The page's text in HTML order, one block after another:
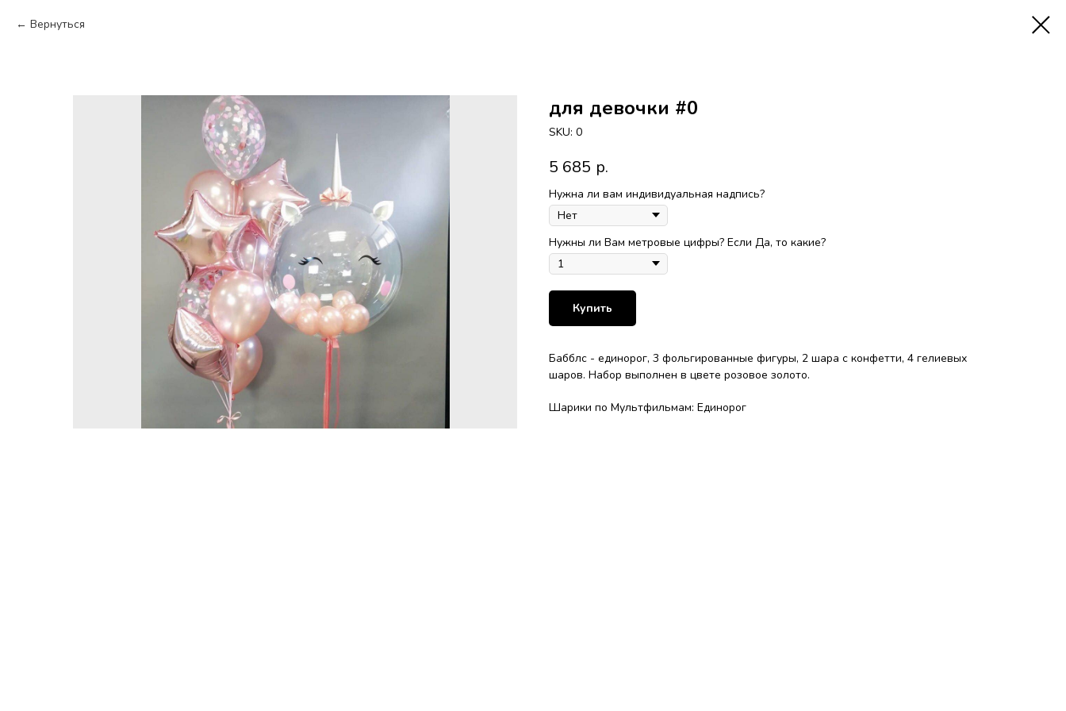
Вернуться
для девочки #0
SKU: 0
5 685 р.
Нужна ли вам индивидуальная надпись?
Нужны ли Вам метровые цифры? Если Да, то какие?
Купить
Бабблс - единорог, 3 фольгированные фигуры, 2 шара с конфетти, 4 гелиевых
шаров. Набор выполнен в цвете розовое золото.
Шарики по Мультфильмам: Единорог